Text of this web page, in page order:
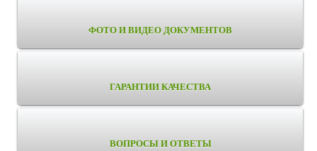
ФОТО И ВИДЕО ДОКУМЕНТОВ
ГАРАНТИИ КАЧЕСТВА
ВОПРОСЫ И ОТВЕТЫ